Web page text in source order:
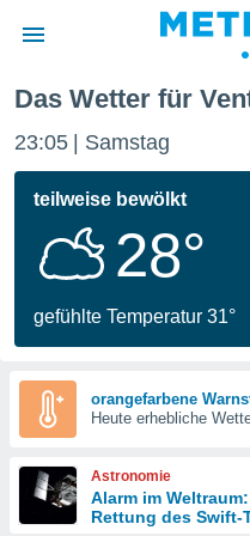
wurde
dass
sind.
diese
Das Wetter für
23:05 Samstag
teilweise bewölkt
28°
gefühlte Temperatur 31°
orangefarbene
Heute erhebliche
Astronomie
Alarm im
Rettung des Swift-